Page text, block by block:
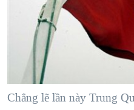
NGƯỜI VIỆT HẢI NGOẠI
ĐỜI SỐNG
KINH TẾ
KHOA HỌC
SỨC KHOẺ
HÀNH TRÌNH BẦU CỬ 2024
MỘT NĂM CHIẾN TRANH
GIẢI MÃ VÀNH ĐAI & CON
NGHE
MẠNG XÃ HỘI
Chẳng lẽ lần này Trung